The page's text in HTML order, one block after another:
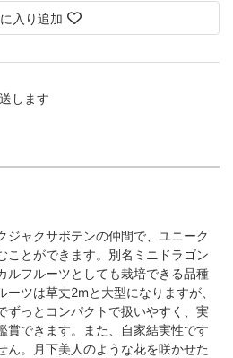
入り追加
します
ジャクサボテンの仲間で、ユニーク
ことができます。別名ミニドラゴン
ルフルーツとしても栽培できる品種
ツは草丈2mと大型になりますが、
ずっとコンパクトで扱いやすく、実
賞できます。また、自家結実性です
ん。月下美人のような花を咲かせた